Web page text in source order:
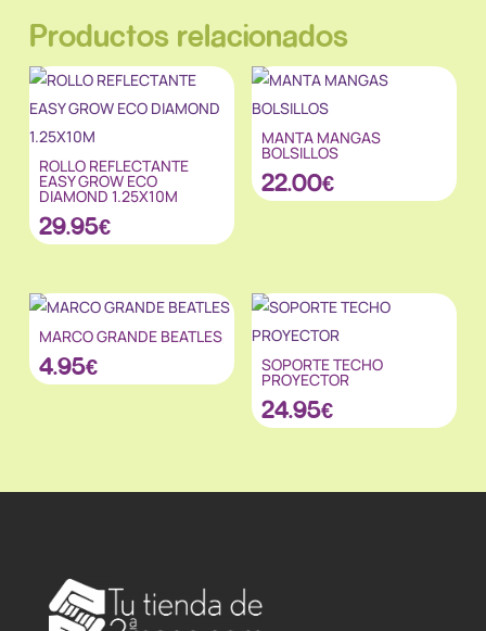
Productos relacionados
ROLLO REFLECTANTE
EASY GROW ECO
DIAMOND 1.25X10M
29.95€
MANTA MANGAS
BOLSILLOS
22.00€
MARCO GRANDE BEATLES
4.95€ SOPORTE TECHO
PROYECTOR
24.95€